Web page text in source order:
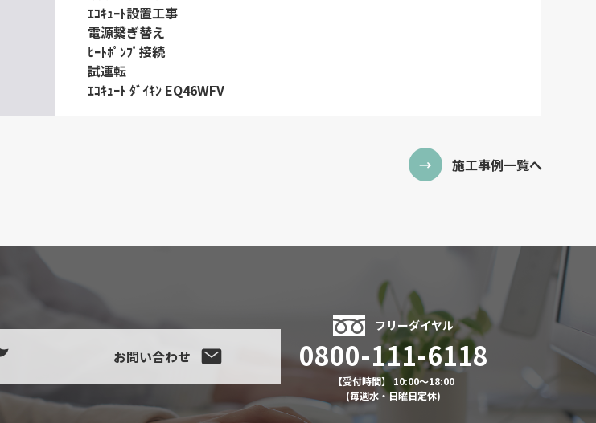
ｴｺｷｭｰﾄ設置工事
電源繋ぎ替え
ﾋｰﾄﾎﾟﾝﾌﾟ接続
試運転
ｴｺｷｭｰﾄ ﾀﾞｲｷﾝ EQ46WFV
施工事例一覧へ
お問い合わせ
フリーダイヤル
0800-111-6118
【受付時間】 10:00～18:00
(毎週水・日曜日定休)